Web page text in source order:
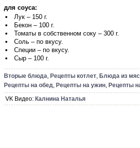
для соуса:
Лук – 150 г.
Бекон – 100 г.
Томаты в собственном соку – 300 г.
Соль – по вкусу.
Специи – по вкусу.
Сыр – 100 г.
Вторые блюда, Рецепты котлет, Блюда из
Рецепты на обед, Рецепты на ужин, Рецепты
VK Видео: Калнина Наталья